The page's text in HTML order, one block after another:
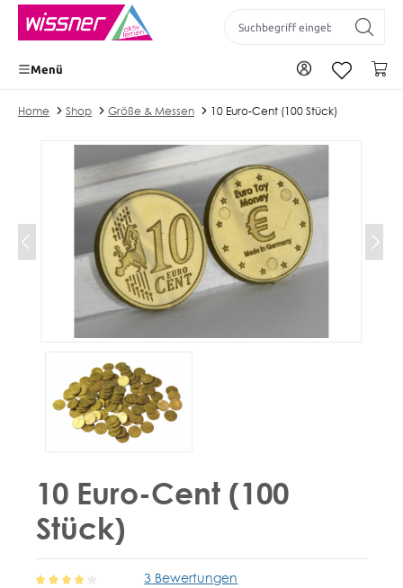
springen
Zu Ihrem Konto
Menü
Home Shop Größe & Messen 10 Euro-Cent (100 Stück)
10 Euro-Cent (100
Stück)
3 Bewertungen